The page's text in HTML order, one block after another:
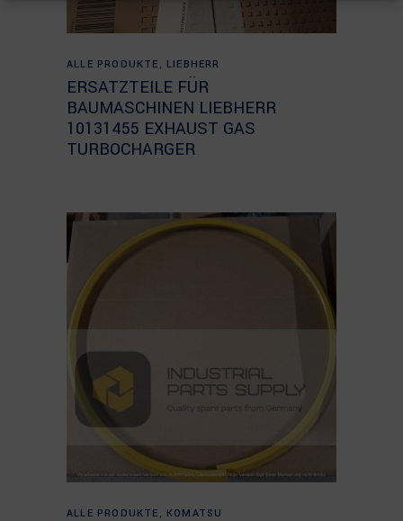
Read more
ALLE PRODUKTE , LIEBHERR
ERSATZTEILE FÜR
BAUMASCHINEN LIEBHERR
10131455 EXHAUST GAS
TURBOCHARGER
Read more
ALLE PRODUKTE , KOMATSU